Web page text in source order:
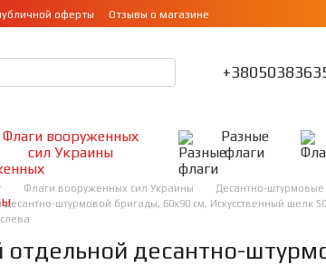
оферты Отзывы о магазине
Флаги вооруженных
сил Украины
Разные
флаги
Флаги вооруженных сил Украины
Десантно-штурмовые
десантно-штурмовой бригады, 60х90 см, Искусственный шелк
отдельной десантно-